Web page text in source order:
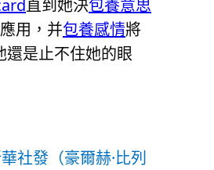
直到她決包養意思
用，并包養感情將
是止不住她的眼
社發（豪爾赫·比列